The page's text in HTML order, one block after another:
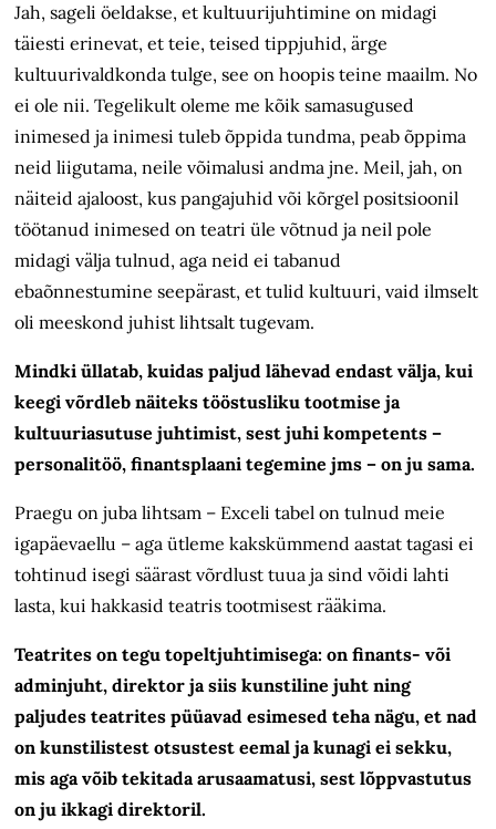
Jah, sageli öeldakse, et kultuurijuhtimine on midagi
täiesti erinevat, et teie, teised tippjuhid, ärge
kultuurivaldkonda tulge, see on hoopis teine maailm. No
ei ole nii. Tegelikult oleme me kõik samasugused
inimesed ja inimesi tuleb õppida tundma, peab õppima
neid liigutama, neile võimalusi andma jne. Meil, jah, on
näiteid ajaloost, kus pangajuhid või kõrgel positsioonil
töötanud inimesed on teatri üle võtnud ja neil pole
midagi välja tulnud, aga neid ei tabanud
ebaõnnestumine seepärast, et tulid kultuuri, vaid ilmselt
oli meeskond juhist lihtsalt tugevam.
Mindki üllatab, kuidas paljud lähevad endast välja, kui
keegi võrdleb näiteks tööstusliku tootmise ja
kultuuri­asutuse juhtimist, sest juhi kompetents –
personalitöö, finantsplaani tegemine jms – on ju sama.
Praegu on juba lihtsam – Exceli tabel on tulnud meie
igapäevaellu – aga ütleme kakskümmend aastat tagasi ei
tohtinud isegi säärast võrdlust tuua ja sind võidi lahti
lasta, kui hakkasid teatris tootmisest rääkima.
Teatrites on tegu topeltjuhtimisega: on finants- või
adminjuht, direktor ja siis kunstiline juht ning
paljudes teatrites püüavad esimesed teha nägu, et nad
on kunstilistest otsustest eemal ja kunagi ei sekku,
mis aga võib tekitada arusaamatusi, sest lõppvastutus
on ju ikkagi direktoril.